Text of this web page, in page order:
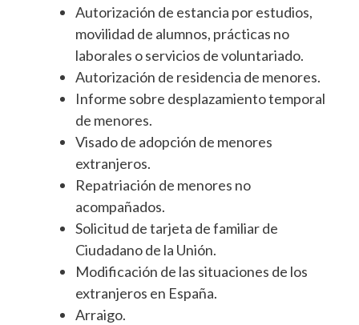
Autorización de estancia por estudios,
movilidad de alumnos, prácticas no
laborales o servicios de voluntariado.
Autorización de residencia de menores.
Informe sobre desplazamiento temporal
de menores.
Visado de adopción de menores
extranjeros.
Repatriación de menores no
acompañados.
Solicitud de tarjeta de familiar de
Ciudadano de la Unión.
Modificación de las situaciones de los
extranjeros en España.
Arraigo.